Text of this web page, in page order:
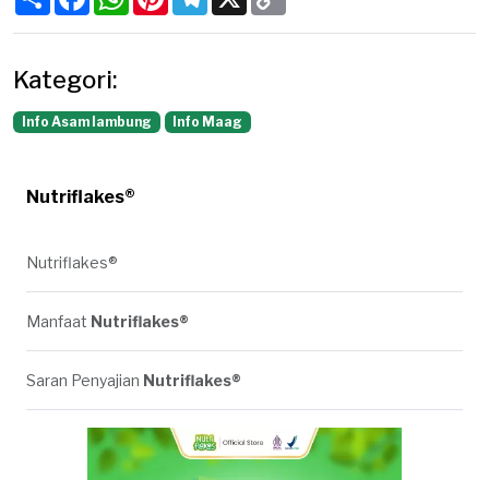
Kategori:
Info Asam lambung Info Maag
Nutriflakes®
Nutriflakes®
Manfaat Nutriflakes®
Saran Penyajian Nutriflakes®